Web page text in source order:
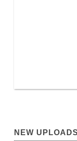
NEW UPLOADS